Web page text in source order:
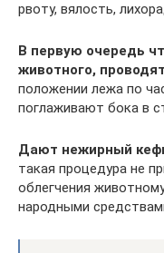
рвоту, вялость,
В первую очередь
животного,
положении лежа по
поглаживают бока в
Дают нежирный
такая процедура не
облегчения
народными